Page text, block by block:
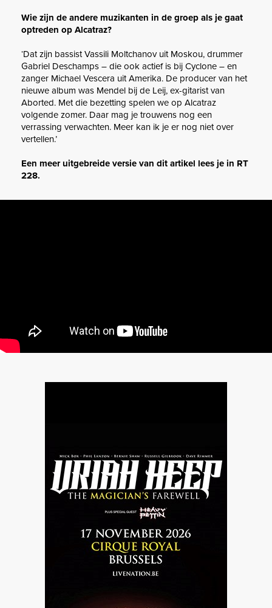
Wie zijn de andere muzikanten in de groep als je gaat
optreden op Alcatraz?
‘Dat zijn bassist Vassili Moltchanov uit Moskou, drummer
Gabriel Deschamps – die ook actief is bij Cyclone – en
zanger Michael Vescera uit Amerika. De producer van het
nieuwe album was Mendel bij de Leij, ex-gitarist van
Aborted. Met die bezetting spelen we op Alcatraz
volgende zomer. Daar mag je trouwens nog een
verrassing verwachten. Meer kan ik je er nog niet over
vertellen.’
Een meer uitgebreide versie van dit artikel lees je in RT
228.